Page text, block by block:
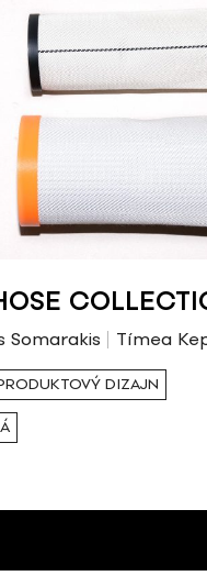
Somarakis Tímea
DIZAJN